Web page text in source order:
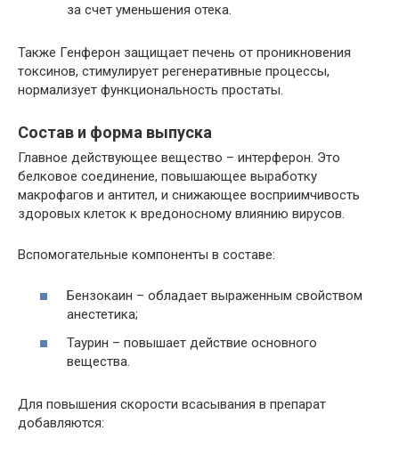
за счет уменьшения отека.
Также Генферон защищает печень от проникновения
токсинов, стимулирует регенеративные процессы,
нормализует функциональность простаты.
Состав и форма выпуска
Главное действующее вещество – интерферон. Это
белковое соединение, повышающее выработку
макрофагов и антител, и снижающее восприимчивость
здоровых клеток к вредоносному влиянию вирусов.
Вспомогательные компоненты в составе:
Бензокаин – обладает выраженным свойством
анестетика;
Таурин – повышает действие основного
вещества.
Для повышения скорости всасывания в препарат
добавляются: